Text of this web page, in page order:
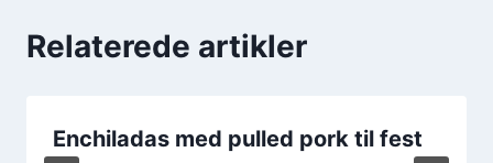
Relaterede artikler
Enchiladas med pulled pork til fest